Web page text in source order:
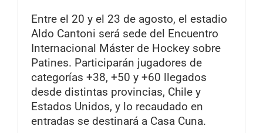
Entre el 20 y el 23 de agosto, el estadio
Aldo Cantoni será sede del Encuentro
Internacional Máster de Hockey sobre
Patines. Participarán jugadores de
categorías +38, +50 y +60 llegados
desde distintas provincias, Chile y
Estados Unidos, y lo recaudado en
entradas se destinará a Casa Cuna.